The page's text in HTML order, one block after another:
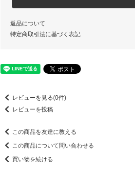
返品について
特定商取引法に基づく表記
レビューを見る(0件)
レビューを投稿
この商品を友達に教える
この商品について問い合わせる
買い物を続ける